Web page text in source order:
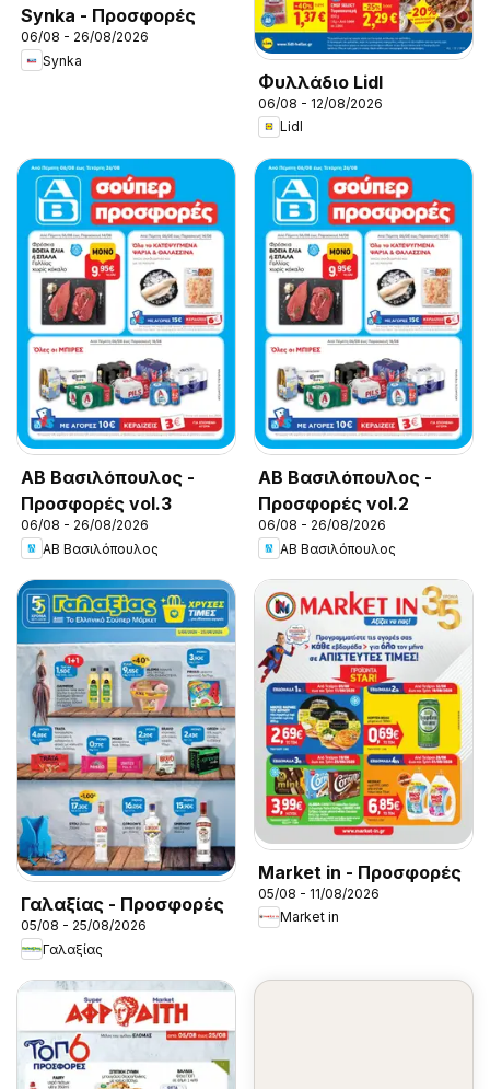
Synka - Προσφορές
06/08 - 26/08/2026
Synka
Φυλλάδιο Lidl
06/08 - 12/08/2026
Lidl
ΑΒ Βασιλόπουλος -
Προσφορές vol.3
06/08 - 26/08/2026
ΑΒ Βασιλόπουλος
ΑΒ Βασιλόπουλος -
Προσφορές vol.2
06/08 - 26/08/2026
ΑΒ Βασιλόπουλος
Γαλαξίας - Προσφορές
05/08 - 25/08/2026
Γαλαξίας
Market in - Προσφορές
05/08 - 11/08/2026
Market in